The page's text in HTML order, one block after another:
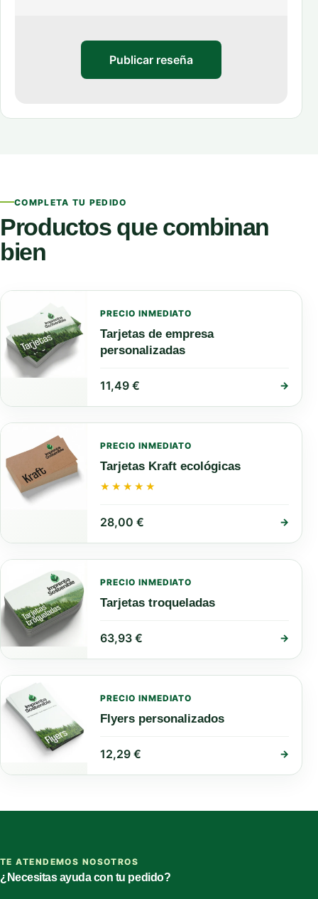
Publicar reseña
COMPLETA TU PEDIDO
Productos que combinan
bien
PRECIO INMEDIATO
Tarjetas de empresa
personalizadas
11,49 € →
PRECIO INMEDIATO
Tarjetas Kraft ecológicas
★★★★★
★★★★★
28,00 € →
PRECIO INMEDIATO
Tarjetas troqueladas
63,93 € →
PRECIO INMEDIATO
Flyers personalizados
12,29 € →
TE ATENDEMOS NOSOTROS
¿Necesitas ayuda con tu pedido?